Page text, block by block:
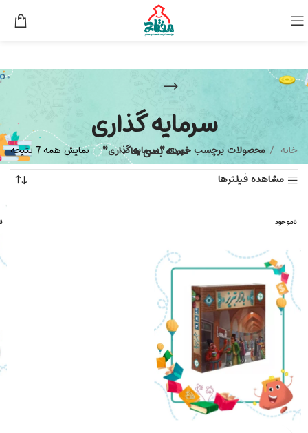
سرمایه گذاری
دسته بندی ها خانه محصولات برچسب خورده “سرمایه گذاری”
نمایش همه 7 نتیجه
مشاهده فیلترها
ناموجود